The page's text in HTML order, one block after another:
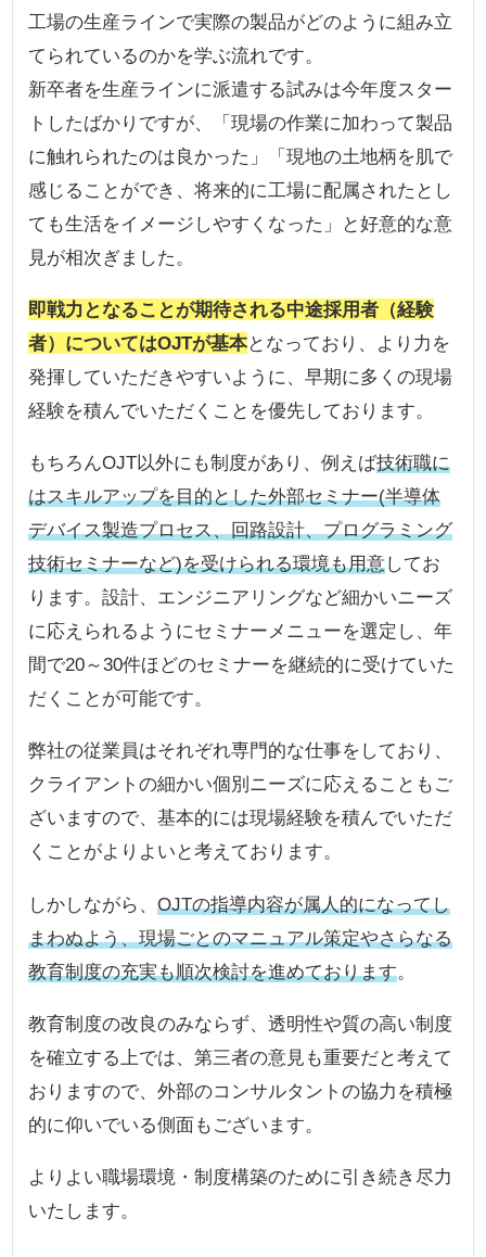
工場の生産ラインで実際の製品がどのように組み立
てられているのかを学ぶ流れです。
新卒者を生産ラインに派遣する試みは今年度スター
トしたばかりですが、「現場の作業に加わって製品
に触れられたのは良かった」「現地の土地柄を肌で
感じることができ、将来的に工場に配属されたとし
ても生活をイメージしやすくなった」と好意的な意
見が相次ぎました。
即戦力となることが期待される中途採用者（経験
者）についてはOJTが基本となっており、より力を
発揮していただきやすいように、早期に多くの現場
経験を積んでいただくことを優先しております。
もちろんOJT以外にも制度があり、例えば技術職に
はスキルアップを目的とした外部セミナー(半導体
デバイス製造プロセス、回路設計、プログラミング
技術セミナーなど)を受けられる環境も用意してお
ります。設計、エンジニアリングなど細かいニーズ
に応えられるようにセミナーメニューを選定し、年
間で20～30件ほどのセミナーを継続的に受けていた
だくことが可能です。
弊社の従業員はそれぞれ専門的な仕事をしており、
クライアントの細かい個別ニーズに応えることもご
ざいますので、基本的には現場経験を積んでいただ
くことがよりよいと考えております。
しかしながら、OJTの指導内容が属人的になってし
まわぬよう、現場ごとのマニュアル策定やさらなる
教育制度の充実も順次検討を進めております。
教育制度の改良のみならず、透明性や質の高い制度
を確立する上では、第三者の意見も重要だと考えて
おりますので、外部のコンサルタントの協力を積極
的に仰いでいる側面もございます。
よりよい職場環境・制度構築のために引き続き尽力
いたします。